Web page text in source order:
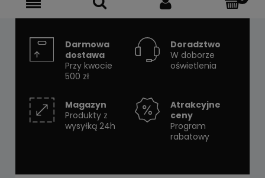
Darmowa
dostawa
Przy kwocie
500 zł
Doradztwo
W doborze
oświetlenia
Magazyn
Produkty z
wysyłką 24h
Atrakcyjne
ceny
Program
rabatowy